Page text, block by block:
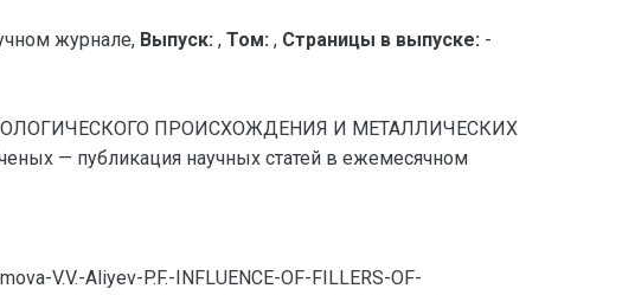
журнале, Выпуск: , Том: , Страницы в выпуске: -
БИОЛОГИЧЕСКОГО ПРОИСХОЖДЕНИЯ И МЕТАЛЛИЧЕСКИХ
— публикация научных статей в ежемесячном
V.V.-Aliyev-P.F.-INFLUENCE-OF-FILLERS-OF-